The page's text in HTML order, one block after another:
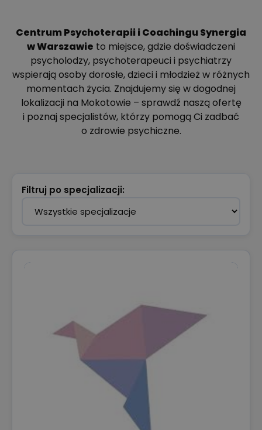
Centrum Psychoterapii i Coachingu Synergia
w Warszawie to miejsce, gdzie doświadczeni
psycholodzy, psychoterapeuci i psychiatrzy
wspierają osoby dorosłe, dzieci i młodzież w różnych
momentach życia. Znajdujemy się w dogodnej
lokalizacji na Mokotowie – sprawdź naszą ofertę
i poznaj specjalistów, którzy pomogą Ci zadbać
o zdrowie psychiczne.
Filtruj po specjalizacji: